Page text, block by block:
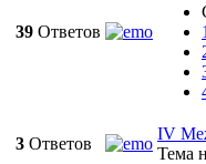
39 Ответов
1
3 Ответов
IV
Тема